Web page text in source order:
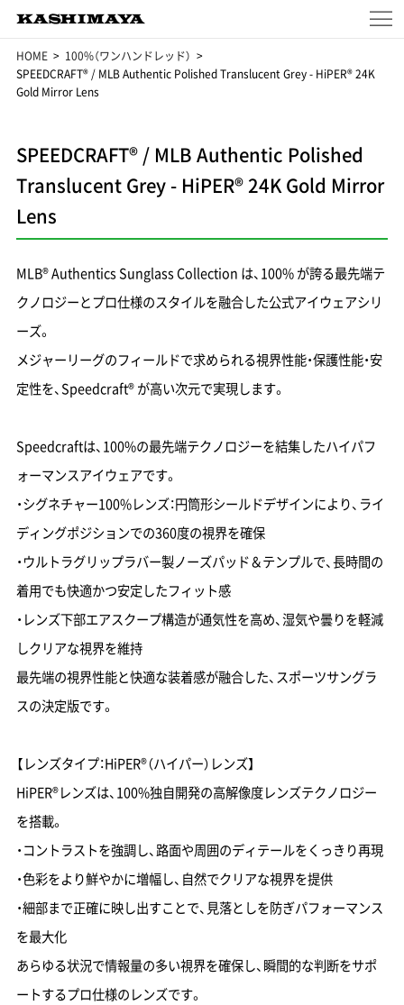
HOME
100%（ワンハンドレッド）
SPEEDCRAFT® / MLB Authentic Polished Translucent Grey - HiPER® 24K
Gold Mirror Lens
SPEEDCRAFT® / MLB Authentic Polished
Translucent Grey - HiPER® 24K Gold Mirror
Lens
MLB® Authentics Sunglass Collection は、100% が誇る最先端テ
クノロジーとプロ仕様のスタイルを融合した公式アイウェアシリ
ーズ。
メジャーリーグのフィールドで求められる視界性能・保護性能・安
定性を、Speedcraft® が高い次元で実現します。
Speedcraftは、100%の最先端テクノロジーを結集したハイパフ
ォーマンスアイウェアです。
・シグネチャー100%レンズ：円筒形シールドデザインにより、ライ
ディングポジションでの360度の視界を確保
・ウルトラグリップラバー製ノーズパッド＆テンプルで、長時間の
着用でも快適かつ安定したフィット感
・レンズ下部エアスクープ構造が通気性を高め、湿気や曇りを軽減
しクリアな視界を維持
最先端の視界性能と快適な装着感が融合した、スポーツサングラ
スの決定版です。
【レンズタイプ：HiPER®（ハイパー）レンズ】
HiPER®レンズは、100%独自開発の高解像度レンズテクノロジー
を搭載。
・コントラストを強調し、路面や周囲のディテールをくっきり再現
・色彩をより鮮やかに増幅し、自然でクリアな視界を提供
・細部まで正確に映し出すことで、見落としを防ぎパフォーマンス
を最大化
あらゆる状況で情報量の多い視界を確保し、瞬間的な判断をサポ
ートするプロ仕様のレンズです。